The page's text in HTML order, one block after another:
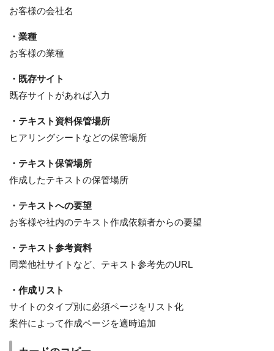
お客様の会社名
・業種
お客様の業種
・既存サイト
既存サイトがあれば入力
・テキスト資料保管場所
ヒアリングシートなどの保管場所
・テキスト保管場所
作成したテキストの保管場所
・テキストへの要望
お客様や社内のテキスト作成依頼者からの要望
・テキスト参考資料
同業他社サイトなど、テキスト参考先のURL
・作成リスト
サイトのタイプ別に必須ページをリスト化
案件によって作成ページを適時追加